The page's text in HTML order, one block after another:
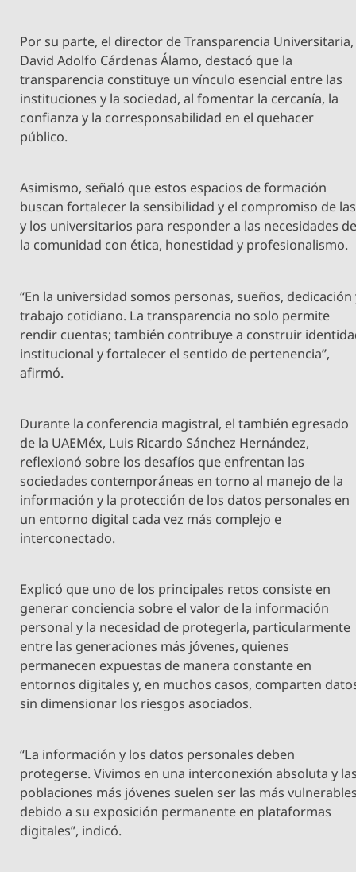
Por su parte, el director de Transparencia Universitaria,
David Adolfo Cárdenas Álamo, destacó que la
transparencia constituye un vínculo esencial entre las
instituciones y la sociedad, al fomentar la cercanía, la
confianza y la corresponsabilidad en el quehacer
público.
Asimismo, señaló que estos espacios de formación
buscan fortalecer la sensibilidad y el compromiso de las
y los universitarios para responder a las necesidades
la comunidad con ética, honestidad y profesionalismo.
“En la universidad somos personas, sueños, dedicación
trabajo cotidiano. La transparencia no solo permite
rendir cuentas; también contribuye a construir
institucional y fortalecer el sentido de pertenencia”,
afirmó.
Durante la conferencia magistral, el también egresado
de la UAEMéx, Luis Ricardo Sánchez Hernández,
reflexionó sobre los desafíos que enfrentan las
sociedades contemporáneas en torno al manejo de la
información y la protección de los datos personales en
un entorno digital cada vez más complejo e
interconectado.
Explicó que uno de los principales retos consiste en
generar conciencia sobre el valor de la información
personal y la necesidad de protegerla, particularmente
entre las generaciones más jóvenes, quienes
permanecen expuestas de manera constante en
entornos digitales y, en muchos casos, comparten
sin dimensionar los riesgos asociados.
“La información y los datos personales deben
protegerse. Vivimos en una interconexión absoluta y
poblaciones más jóvenes suelen ser las más
debido a su exposición permanente en plataformas
digitales”, indicó.